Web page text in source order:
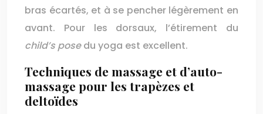
bras écartés, et à se pencher légèrement en
avant. Pour les dorsaux, l’étirement du
child’s posedu yoga est excellent.
Techniques de massage et d’auto-
massage pour les trapèzes et
deltoïdes